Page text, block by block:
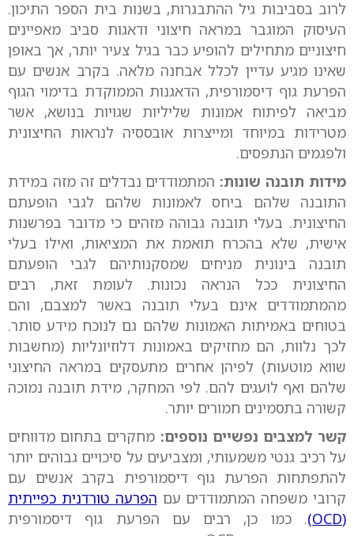
לרוב בסביבות גיל ההתבגרות, בשנות בית הספר התיכון.
העיסוק המוגבר במראה חיצוני ודאגות סביב מאפיינים
חיצוניים מתחילים להופיע כבר בגיל צעיר יותר, אך באופן
שאינו מגיע עדיין לכלל אבחנה מלאה. בקרב אנשים עם
הפרעת גוף דיסמורפית, הדאגנות הממוקדת בדימוי הגוף
מביאה לפיתוח אמונות שליליות שגויות בנושא, אשר
מטרידות במיוחד ומייצרות אובססיה לנראות החיצונית
ולפגמים הנתפסים.
מידות תובנה שונות: המתמודדים נבדלים זה מזה במידת
התובנה שלהם ביחס לאמונות שלהם לגבי הופעתם
החיצונית. בעלי תובנה גבוהה מזהים כי מדובר בפרשנות
אישית, שלא בהכרח תואמת את המציאות, ואילו בעלי
תובנה בינונית מניחים שמסקנותיהם לגבי הופעתם
החיצונית ככל הנראה נכונות. לעומת זאת, רבים
מהמתמודדים אינם בעלי תובנה באשר למצבם, והם
בטוחים באמיתות האמונות שלהם גם לנוכח מידע סותר.
לכך נלוות, הם מחזיקים באמונות דלוזיונליות (מחשבות
שווא מוטעות) לפיהן אחרים מתעסקים במראה החיצוני
שלהם ואף לועגים להם. לפי המחקר, מידת תובנה נמוכה
קשורה בתסמינים חמורים יותר.
קשר למצבים נפשיים נוספים: מחקרים בתחום מדווחים
על רכיב גנטי משמעותי, ומצביעים על סיכויים גבוהים יותר
להתפתחות הפרעת גוף דיסמורפית בקרב אנשים עם
קרובי משפחה המתמודדים עם הפרעה טורדנית כפייתית
(OCD)
. כמו כן, רבים עם הפרעת גוף דיסמורפית